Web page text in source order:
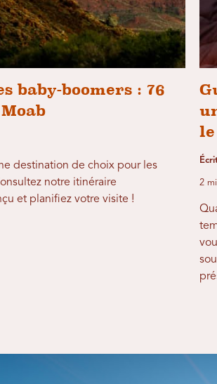
baby-boomers : 76
destination de choix pour les
notre itinéraire
et planifiez votre visite !
le
2